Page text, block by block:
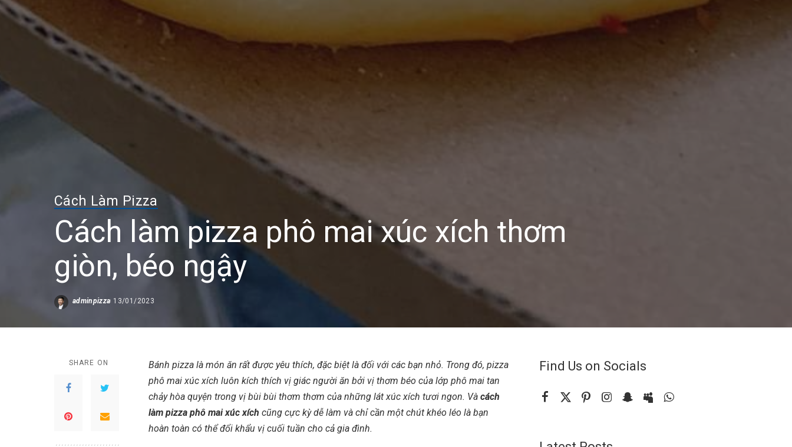
Cách Làm Pizza
Cách làm pizza phô mai xúc xích thơm
giòn, béo ngậy
Posted
adminpizza 13/01/2023
SHARE ON
Bánh pizza là món ăn rất được yêu thích, đặc biệt là đối với các bạn nhỏ. Trong đó, pizza
phô mai xúc xích luôn kích thích vị giác người ăn bởi vị thơm béo của lớp phô mai tan
chảy hòa quyện trong vị bùi bùi thơm thơm của những lát xúc xích tươi ngon. Và cách
làm pizza phô mai xúc xích cũng cực kỳ dễ làm và chỉ cần một chút khéo léo là bạn
hoàn toàn có thể đổi khẩu vị cuối tuần cho cả gia đình.
Find Us on Socials